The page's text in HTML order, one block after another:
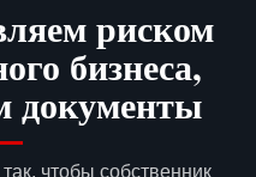
риском
бизнеса,
документы
чтобы собственник